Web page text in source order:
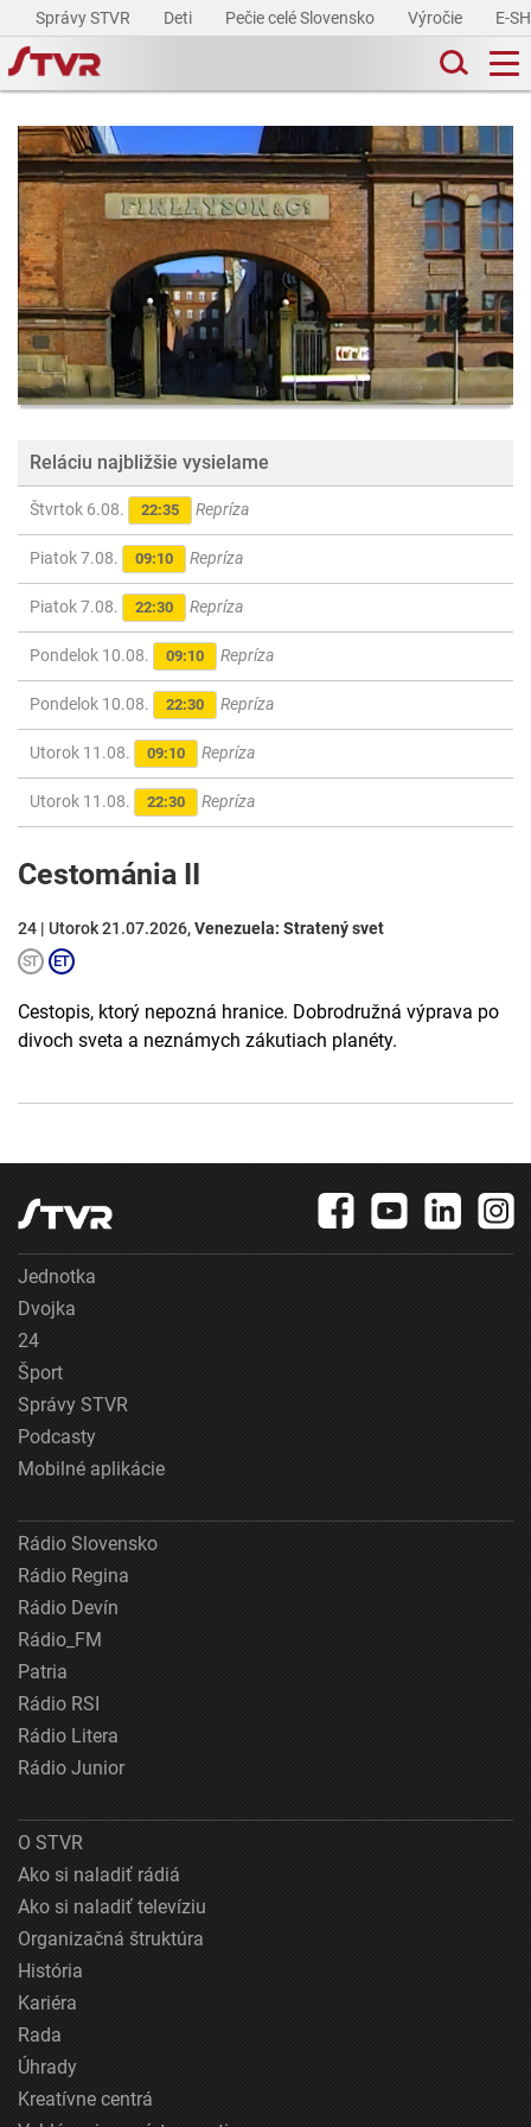
Správy STVR Deti Pečie celé Slovensko Výročie E-
Reláciu najbližšie vysielame
Štvrtok 6.08. 22:35 Repríza
Piatok 7.08. 09:10 Repríza
Piatok 7.08. 22:30 Repríza
Pondelok 10.08. 09:10 Repríza
Pondelok 10.08. 22:30 Repríza
Utorok 11.08. 09:10 Repríza
Utorok 11.08. 22:30 Repríza
Cestománia II
24 | Utorok 21.07.2026,Venezuela: Stratený svet
Cestopis, ktorý nepozná hranice. Dobrodružná výprava po
divoch sveta a neznámych zákutiach planéty.
Jednotka
Dvojka
24
Šport
Správy STVR
Podcasty
Mobilné aplikácie
Rádio Slovensko
Rádio Regina
Rádio Devín
Rádio_FM
Patria
Rádio RSI
Rádio Litera
Rádio Junior
O STVR
Ako si naladiť rádiá
Ako si naladiť televíziu
Organizačná štruktúra
História
Kariéra
Rada
Úhrady
Kreatívne centrá